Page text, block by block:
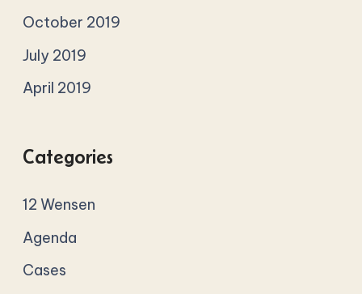
October 2019
July 2019
April 2019
Categories
12 Wensen
Agenda
Cases